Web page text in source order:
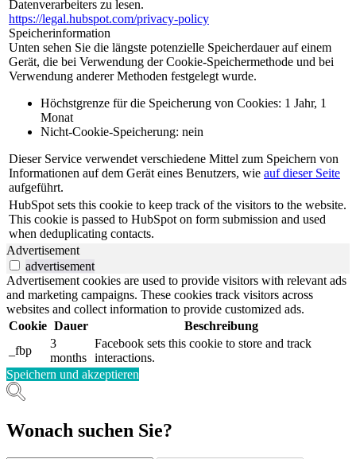
Datenverarbeiters zu lesen.
https://legal.hubspot.com/privacy-policy
Speicherinformation
Unten sehen Sie die längste potenzielle Speicherdauer auf einem
Gerät, die bei Verwendung der Cookie-Speichermethode und bei
Verwendung anderer Methoden festgelegt wurde.
Höchstgrenze für die Speicherung von Cookies: 1 Jahr, 1
Monat
Nicht-Cookie-Speicherung: nein
Dieser Service verwendet verschiedene Mittel zum Speichern von
Informationen auf dem Gerät eines Benutzers, wie auf dieser Seite
aufgeführt.
HubSpot sets this cookie to keep track of the visitors to the website.
This cookie is passed to HubSpot on form submission and used
when deduplicating contacts.
Advertisement
advertisement
Advertisement cookies are used to provide visitors with relevant ads
and marketing campaigns. These cookies track visitors across
websites and collect information to provide customized ads.
Cookie Dauer
Beschreibung
_fbp
3
months
Facebook sets this cookie to store and track
interactions.
Speichern und akzeptieren
Wonach suchen Sie?